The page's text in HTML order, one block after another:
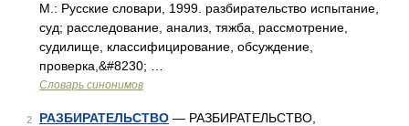
М.: Русские словари, 1999. разбирательство испытание,
суд; расследование, анализ, тяжба, рассмотрение,
судилище, классифицирование, обсуждение,
проверка,&#8230; …
Словарь синонимов
2 РАЗБИРАТЕЛЬСТВО — РАЗБИРАТЕЛЬСТВО,